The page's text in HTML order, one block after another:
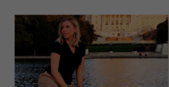
OSIECKA.
reż. Jacek Bała